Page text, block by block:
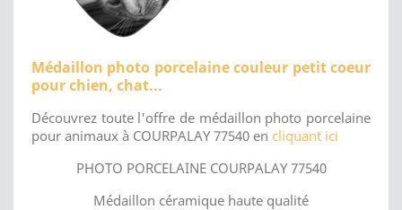
Médaillon photo porcelaine couleur petit coeur
pour chien, chat...
Découvrez toute l'offre de médaillon photo porcelaine
pour animaux à COURPALAY 77540 en cliquant ici
PHOTO PORCELAINE COURPALAY 77540
Médaillon céramique haute qualité